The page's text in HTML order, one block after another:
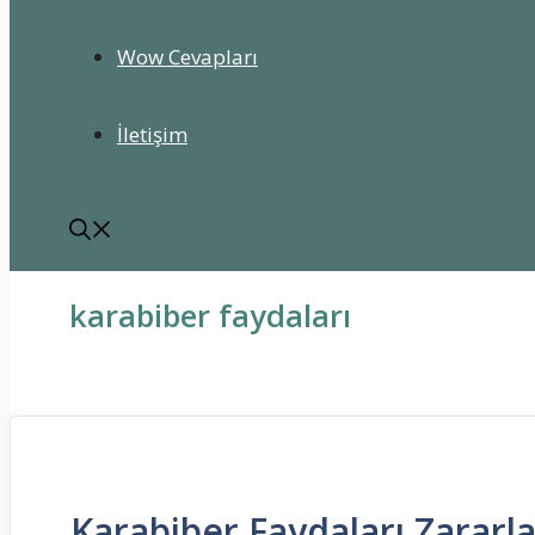
Wow Cevapları
İletişim
karabiber faydaları